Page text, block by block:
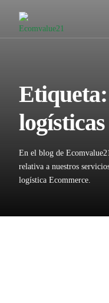
Etiqueta:
logísticas
En el blog de
relativa a nuestros
logística Ecommerce.
Valor añadido
Clientes
Blog